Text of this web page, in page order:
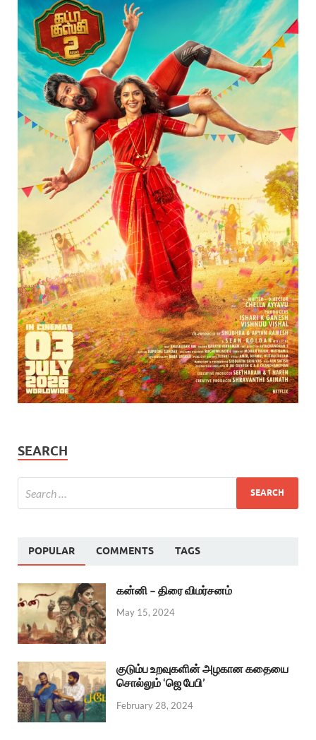
SEARCH
POPULAR COMMENTS TAGS
கன்னி – திரை விமர்சனம்
May 15, 2024
குடும்ப உறவுகளின் அழகான கதையை
சொல்லும் ‘ஜெ பேபி’
February 28, 2024